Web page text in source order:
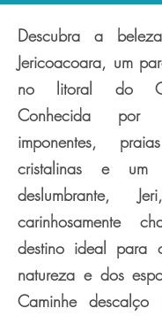
Descubra a
Jericoacoara, um
no litoral do
Conhecida por
imponentes,
cristalinas e
deslumbrante,
carinhosamente
destino ideal para
natureza e dos
Caminhe